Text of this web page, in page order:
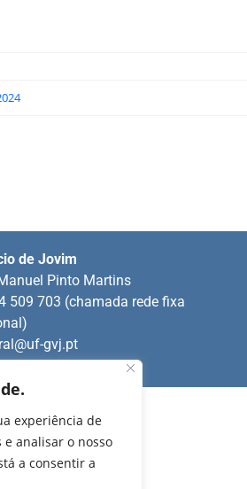
experiência de
e analisar o nosso
a consentir a
de Jovim
Pinto Martins
509 703 (chamada rede fixa
gvj.pt